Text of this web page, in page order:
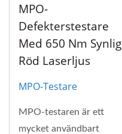
MPO-
Defekterstestare
Med 650 Nm Synlig
Röd Laserljus
MPO-Testare
MPO-testaren är ett
mycket användbart